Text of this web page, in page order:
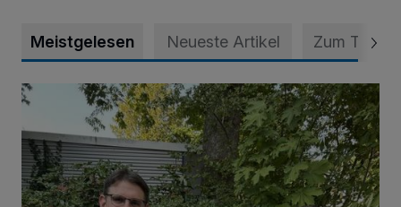
Meistgelesen Neueste Artikel Zum Thema
Preise für Abschlussarbeiten